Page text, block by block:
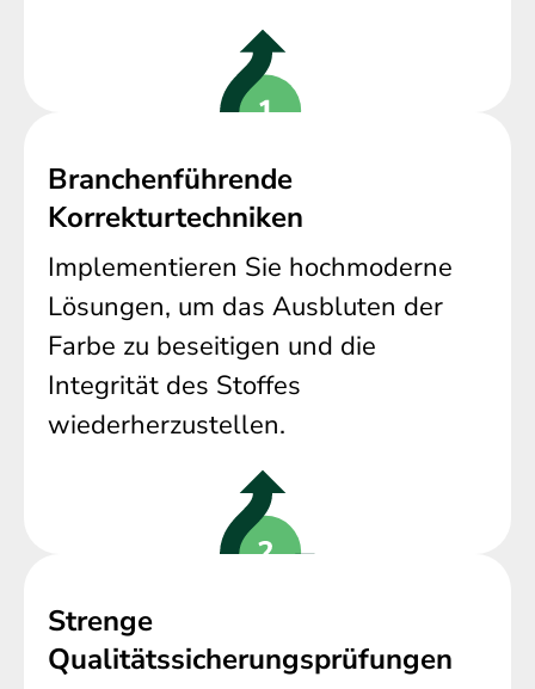
Branchenführende
Korrekturtechniken
Implementieren Sie hochmoderne
Lösungen, um das Ausbluten der
Farbe zu beseitigen und die
Integrität des Stoffes
wiederherzustellen.
Strenge
Qualitätssicherungsprüfungen